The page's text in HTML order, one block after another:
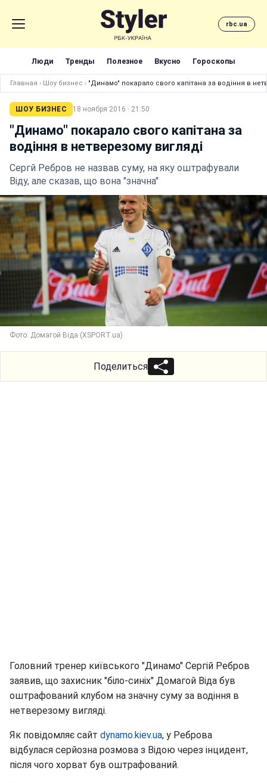
rbc.ua
Люди Тренды Полезное Вкусно Гороскопы
Главная › Шоу бизнес › "Динамо" покарало свого капітана за водіння в
ШОУ БИЗНЕС 18 ноября 2016 · 21:50
"Динамо" покарало свого капітана за
водіння в нетверезому вигляді
Сергй Ребров не назвав суму, на яку оштрафували
Віду, але сказав, що вона "значна"
Фото: Домагой Віда (XSPORT.ua)
Поделиться
Головний тренер київського "Динамо" Сергій Ребров
заявив, що захисник "біло-синіх" Домагой Віда був
оштрафований клубом на значну суму за водіння в
нетверезому вигляді.
Як повідомляє сайт dynamo.kiev.ua, у Реброва
відбулася серйозна розмова з Відою через інцидент,
після чого хорват був оштрафований.